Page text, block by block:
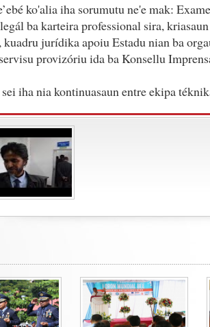
ko'alia iha sorumutu ne'e mak:
ba karteira professional sira,
kuadru jurídika apoiu Estadu nian ba
provizóriu ida ba Konsellu
sei iha nia kontinuasaun entre ekipa